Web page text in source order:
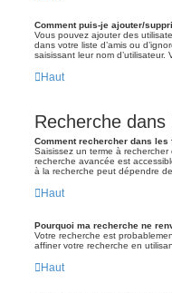
Comment puis-je ajouter/
Vous pouvez ajouter des
dans votre liste d’amis ou
saisissant leur nom
Haut
Recherche
Comment rechercher dans les
Saisissez un terme à
recherche avancée est
à la recherche peut dépendre
Haut
Pourquoi ma recherche ne
Votre recherche est
affiner votre recherche en
Haut